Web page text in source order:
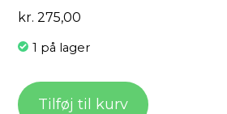
kr. 275,00
1 på lager
Tilføj til kurv